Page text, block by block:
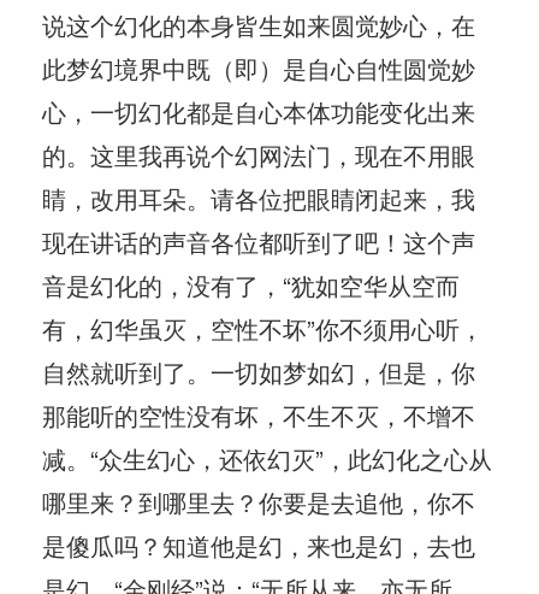
说这个幻化的本身皆生如来圆觉妙心，在
此梦幻境界中既（即）是自心自性圆觉妙
心，一切幻化都是自心本体功能变化出来
的。这里我再说个幻网法门，现在不用眼
睛，改用耳朵。请各位把眼睛闭起来，我
现在讲话的声音各位都听到了吧！这个声
音是幻化的，没有了，“犹如空华从空而
有，幻华虽灭，空性不坏”你不须用心听，
自然就听到了。一切如梦如幻，但是，你
那能听的空性没有坏，不生不灭，不增不
减。“众生幻心，还依幻灭”，此幻化之心从
哪里来？到哪里去？你要是去追他，你不
是傻瓜吗？知道他是幻，来也是幻，去也